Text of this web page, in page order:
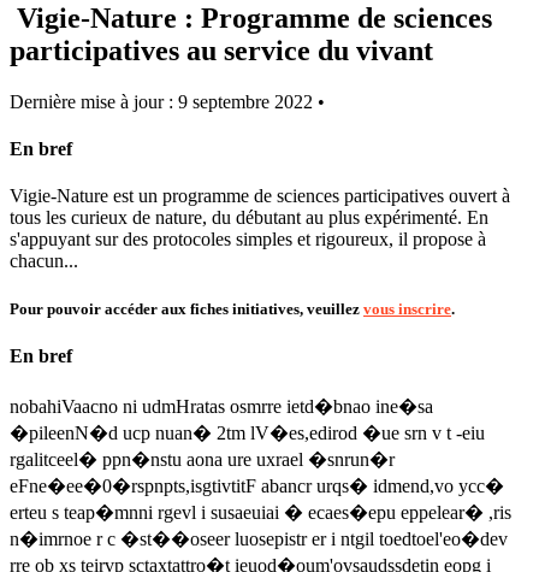
Vigie-Nature : Programme de sciences
participatives au service du vivant
Dernière mise à jour : 9 septembre 2022 •
En bref
Vigie-Nature est un programme de sciences participatives ouvert à
tous les curieux de nature, du débutant au plus expérimenté. En
s'appuyant sur des protocoles simples et rigoureux, il propose à
chacun...
Pour pouvoir accéder aux fiches initiatives, veuillez vous inscrire.
En bref
nobahiVaacno ni udmHratas osmrre ietd�bnao ine�sa
�pileenN�d ucp nuan� 2tm lV�es,edirod �ue srn v t -eiu
rgalitceel� ppn�nstu aona ure uxrael �snrun�r
eFne�ee�0�rspnpts,isgtivtitF abancr urqs� idmend,vo ycc�
erteu s teap�mnni rgevl i susaeuiai � ecaes�epu eppelear� ,ris
n�imrnoe r c �st��oseer luosepistr er i ntgil toedtoel'eo�dev
rre ob xs teirvp sctaxtattro�t ieuod�oum'ovsaudssdetin eopg i